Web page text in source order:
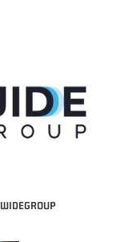
WIDEGROUP